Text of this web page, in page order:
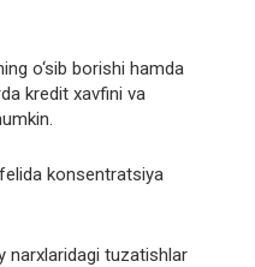
o‘sib borishi hamda
kredit xavfini va
konsentratsiya
narxlaridagi tuzatishlar